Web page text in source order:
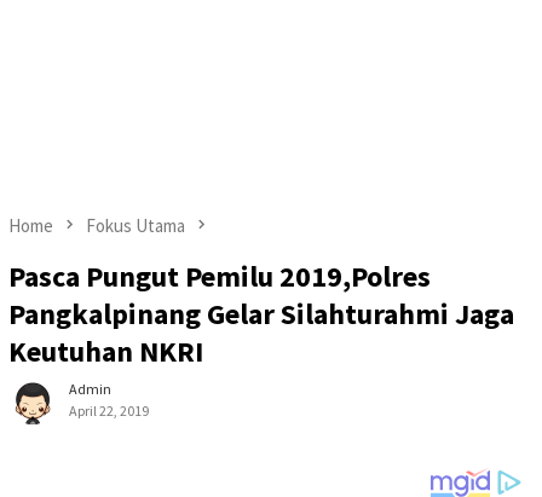
Home Fokus Utama
Pasca Pungut Pemilu 2019,Polres
Pangkalpinang Gelar Silahturahmi Jaga
Keutuhan NKRI
Admin
April 22, 2019